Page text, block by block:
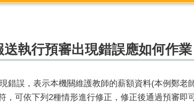
執行預審出現錯誤應如何作業
錯誤，表示本機關維護教師的薪額資料(本例鄭老
，可依下列2種情形進行修正，修正後通過預審即